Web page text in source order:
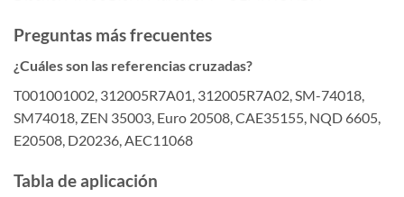
Preguntas más frecuentes
¿Cuáles son las referencias cruzadas?
T001001002, 312005R7A01, 312005R7A02, SM-74018,
SM74018, ZEN 35003, Euro 20508, CAE35155, NQD 6605,
E20508, D20236, AEC11068
Tabla de aplicación